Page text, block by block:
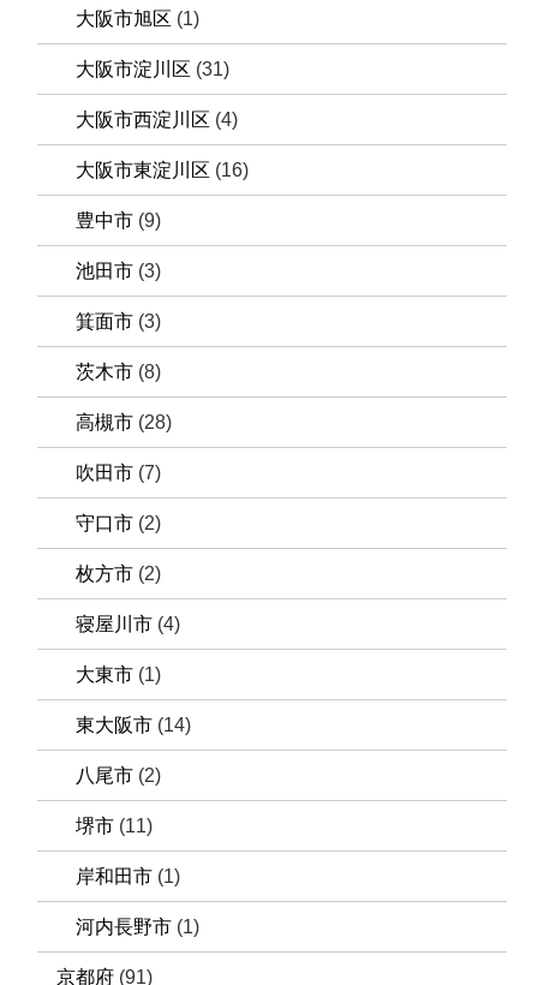
大阪市旭区 (1)
大阪市淀川区 (31)
大阪市西淀川区 (4)
大阪市東淀川区 (16)
豊中市 (9)
池田市 (3)
箕面市 (3)
茨木市 (8)
高槻市 (28)
吹田市 (7)
守口市 (2)
枚方市 (2)
寝屋川市 (4)
大東市 (1)
東大阪市 (14)
八尾市 (2)
堺市 (11)
岸和田市 (1)
河内長野市 (1)
京都府 (91)